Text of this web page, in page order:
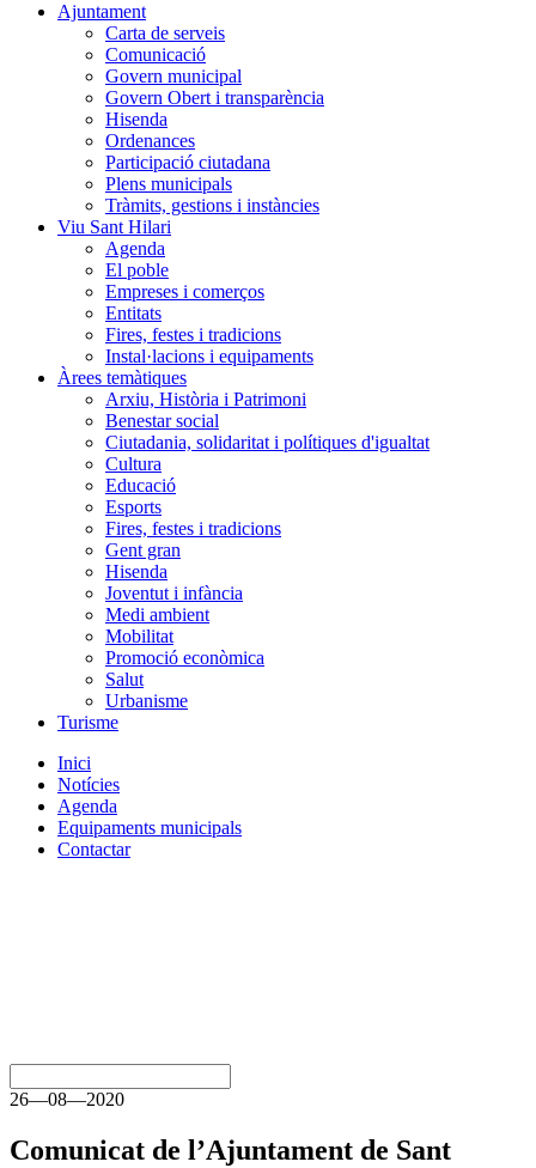
Ajuntament
Carta de serveis
Comunicació
Govern municipal
Govern Obert i transparència
Hisenda
Ordenances
Participació ciutadana
Plens municipals
Tràmits, gestions i instàncies
Viu Sant Hilari
Agenda
El poble
Empreses i comerços
Entitats
Fires, festes i tradicions
Instal·lacions i equipaments
Àrees temàtiques
Arxiu, Història i Patrimoni
Benestar social
Ciutadania, solidaritat i polítiques d'igualtat
Cultura
Educació
Esports
Fires, festes i tradicions
Gent gran
Hisenda
Joventut i infància
Medi ambient
Mobilitat
Promoció econòmica
Salut
Urbanisme
Turisme
Inici
Notícies
Agenda
Equipaments municipals
Contactar
26—08—2020
Comunicat de l’Ajuntament de Sant